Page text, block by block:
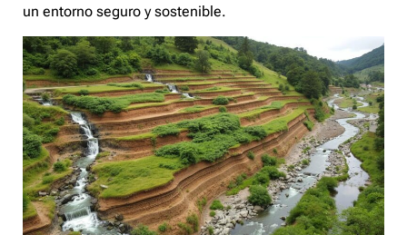
un entorno seguro y sostenible.